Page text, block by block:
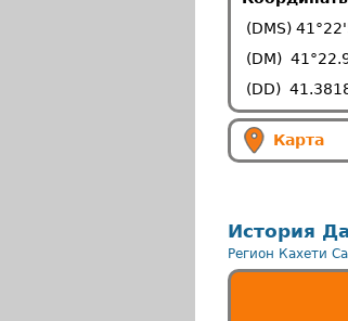
(DMS)
(DM)
(DD)
Карта
История
Регион Кахети